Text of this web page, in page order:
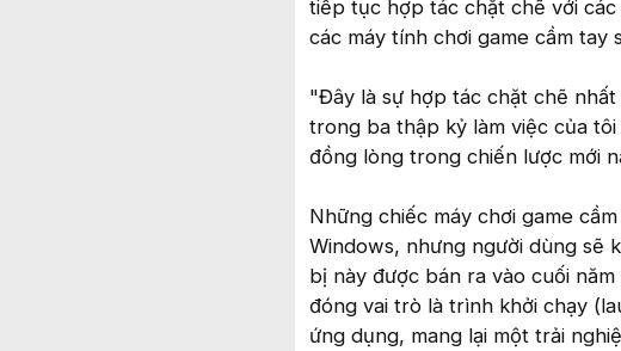
tiếp tục hợp tác chặt chẽ với
các máy tính chơi game cầm tay
"Đây là sự hợp tác chặt chẽ
trong ba thập kỷ làm việc của
đồng lòng trong chiến lược mới
Những chiếc máy chơi game
Windows, nhưng người dùng sẽ
bị này được bán ra vào cuối
đóng vai trò là trình khởi chạy
ứng dụng, mang lại một trải